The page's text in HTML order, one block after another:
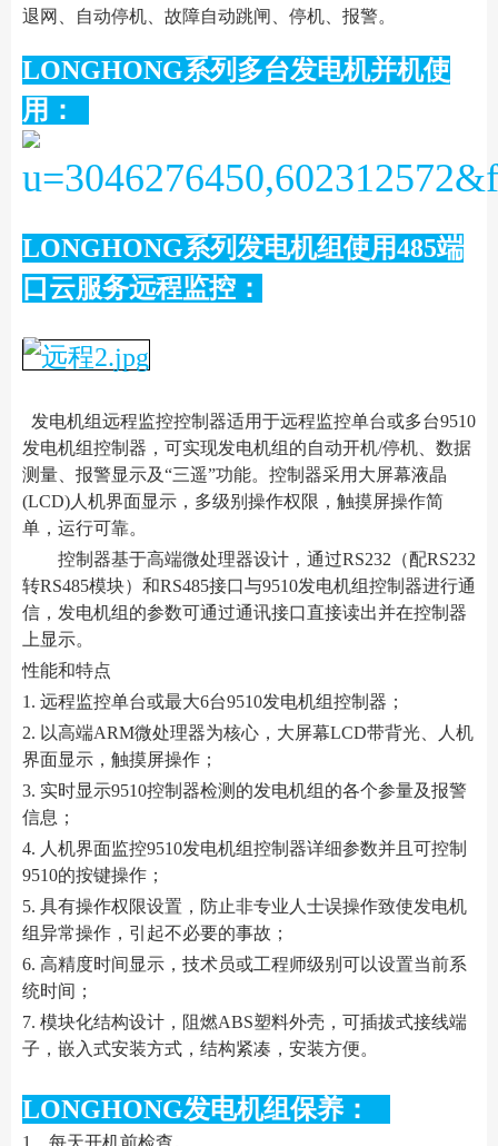
退网、自动停机、故障自动跳闸、停机、报警。
LONGHONG系列多台发电机并机使
用：
LONGHONG系列发电机组使用485端
口云服务远程监控：
发电机组远程监控控制器适用于远程监控单台或多台9510
发电机组控制器，可实现发电机组的自动开机/停机、数据
测量、报警显示及“三遥”功能。控制器采用大屏幕液晶
(LCD)人机界面显示，多级别操作权限，触摸屏操作简
单，运行可靠。
控制器基于高端微处理器设计，通过RS232（配RS232
转RS485模块）和RS485接口与9510发电机组控制器进行通
信，发电机组的参数可通过通讯接口直接读出并在控制器
上显示。
性能和特点
1. 远程监控单台或最大6台9510发电机组控制器；
2. 以高端ARM微处理器为核心，大屏幕LCD带背光、人机
界面显示，触摸屏操作；
3. 实时显示9510控制器检测的发电机组的各个参量及报警
信息；
4. 人机界面监控9510发电机组控制器详细参数并且可控制
9510的按键操作；
5. 具有操作权限设置，防止非专业人士误操作致使发电机
组异常操作，引起不必要的事故；
6. 高精度时间显示，技术员或工程师级别可以设置当前系
统时间；
7. 模块化结构设计，阻燃ABS塑料外壳，可插拔式接线端
子，嵌入式安装方式，结构紧凑，安装方便。
LONGHONG发电机组保养：